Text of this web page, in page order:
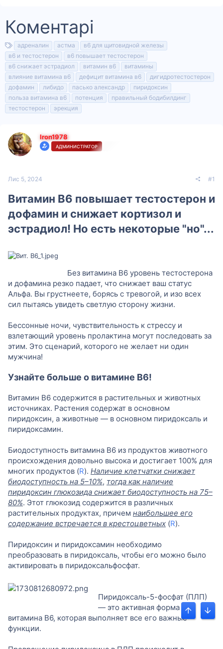
Коментарі
Т
е
ґ
и
адреналин астма
в6 для щитовидной железы
в6 и тестостерон
в6 повышает тестостерон
в6 снижает эстрадиол
витамин в6
витамины
влияние витамина в6
дефицит витамина в6
дигидротестостерон
дофамин
либидо пасько александр
пиридоксин
польза витамина в6
потенция
правильный бодибилдинг
тестостерон
эрекция
Iron1978
АДМИНИСТРАТОР
Лис 5, 2024 #1
Витамин В6 повышает тестостерон и
дофамин и снижает кортизол и
эстрадиол! Но есть некоторые "но"...
Без витамина B6 уровень тестостерона
и дофамина резко падает, что снижает ваш статус
Альфа. Вы грустнеете, борясь с тревогой, и изо всех
сил пытаясь увидеть светлую сторону жизни.
Бессонные ночи, чувствительность к стрессу и
взлетающий уровень пролактина могут последовать за
этим. Это сценарий, которого не желает ни один
мужчина!
Узнайте больше о витамине B6!
Витамин B6 содержится в растительных и животных
источниках. Растения содержат в основном
пиридоксин, а животные — в основном пиридоксаль и
пиридоксамин.
Биодоступность витамина B6 из продуктов животного
происхождения довольно высока и достигает 100% для
многих продуктов (R). Наличие клетчатки снижает
биодоступность на 5–10%, тогда как наличие
пиридоксин глюкозида снижает биодоступность на 75–
80%. Этот глюкозид содержится в различных
растительных продуктах, причем наибольшее его
содержание встречается в крестоцветных (R).
Пиридоксин и пиридоксамин необходимо
преобразовать в пиридоксаль, чтобы его можно было
активировать в пиридоксальфосфат.
Пиридоксаль-5-фосфат (ПЛП)
— это активная форма
витамина B6, которая выполняет все его важные
функции.
Угорі Унизу